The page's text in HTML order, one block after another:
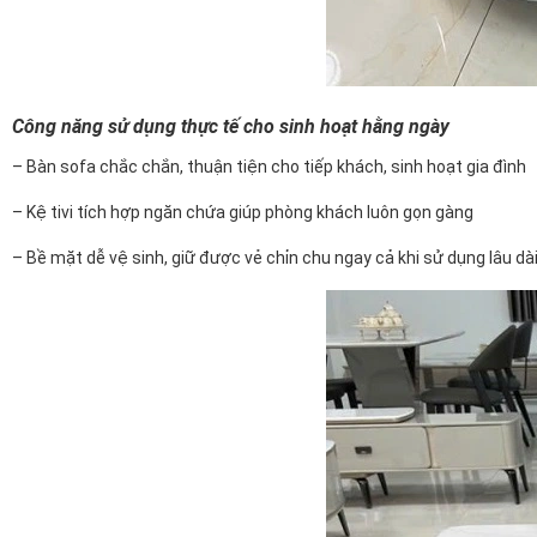
Công năng sử dụng thực tế cho sinh hoạt hằng ngày
– Bàn sofa chắc chắn, thuận tiện cho tiếp khách, sinh hoạt gia đình
– Kệ tivi tích hợp ngăn chứa giúp phòng khách luôn gọn gàng
– Bề mặt dễ vệ sinh, giữ được vẻ chỉn chu ngay cả khi sử dụng lâu dài